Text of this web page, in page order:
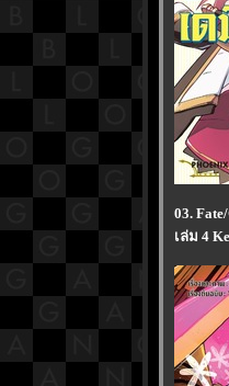
03.
เล่ม 4